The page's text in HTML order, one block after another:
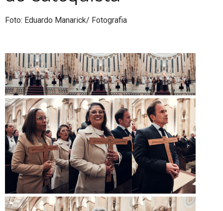
Foto: Eduardo Manarick/ Fotografia